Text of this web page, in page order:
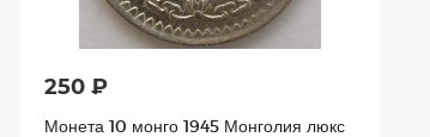
250 ₽
Монета 10 монго 1945 Монголия люкс